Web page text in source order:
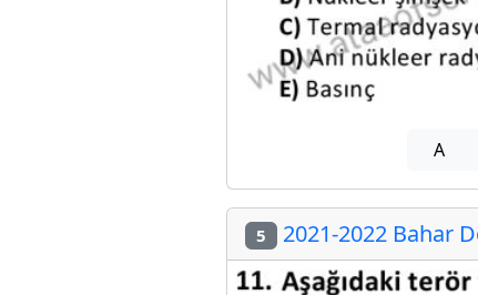
A
5 2021-2022 Bahar